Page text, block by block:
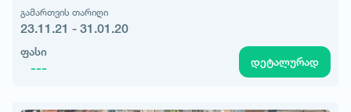
გამართვის თარიღი
23.11.21 - 31.01.20
ფასი
--- დეტალურად